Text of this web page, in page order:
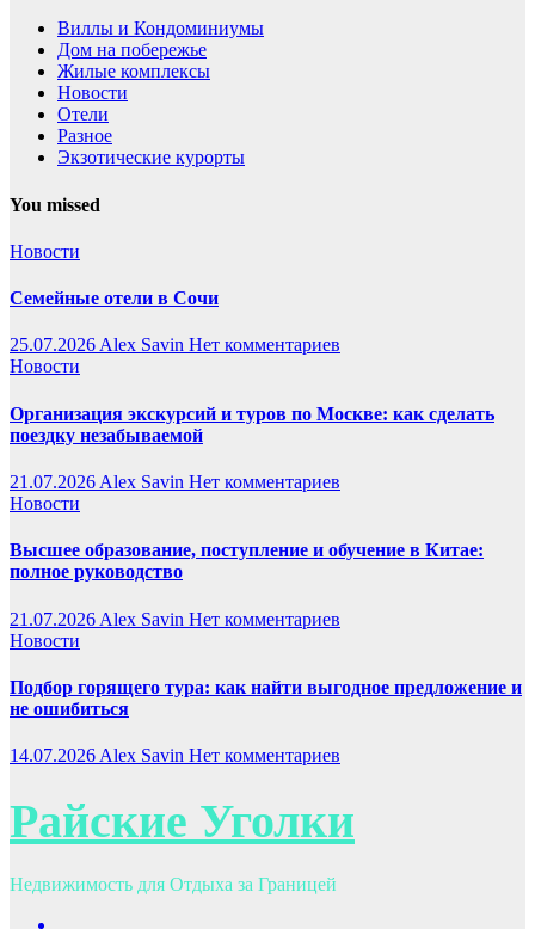
Виллы и Кондоминиумы
Дом на побережье
Жилые комплексы
Новости
Отели
Разное
Экзотические курорты
You missed
Новости
Семейные отели в Сочи
25.07.2026Alex Savin Нет комментариев
Новости
Организация экскурсий и туров по Москве: как сделать
поездку незабываемой
21.07.2026 Alex Savin Нет комментариев
Новости
Высшее образование, поступление и обучение в Китае:
полное руководство
21.07.2026 Alex Savin Нет комментариев
Новости
Подбор горящего тура: как найти выгодное предложение и
не ошибиться
14.07.2026 Alex Savin Нет комментариев
Райские Уголки
Недвижимость для Отдыха за Границей